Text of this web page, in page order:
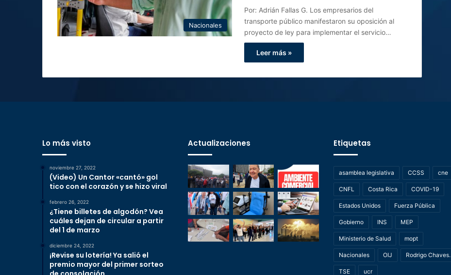
Nacionales
Por: Adrián Fallas G. Los empresarios del
transporte público manifestaron su oposición al
proyecto de ley para implementar el servicio…
Leer más »
Lo más visto
noviembre 27, 2022
(Video) Un Cantor «cantó» gol
tico con el corazón y se hizo viral
febrero 26, 2022
¿Tiene billetes de algodón? Vea
cuáles dejan de circular a partir
del 1 de marzo
diciembre 24, 2022
¡Revise su lotería! Ya salió el
premio mayor del primer sorteo
Actualizaciones Etiquetas
asamblea legislativa CCSS cne
CNFL Costa Rica COVID-19
Estados Unidos Fuerza Pública
Gobierno INS MEP
Ministerio de Salud mopt
Nacionales OIJ Rodrigo Chaves.
TSE ucr